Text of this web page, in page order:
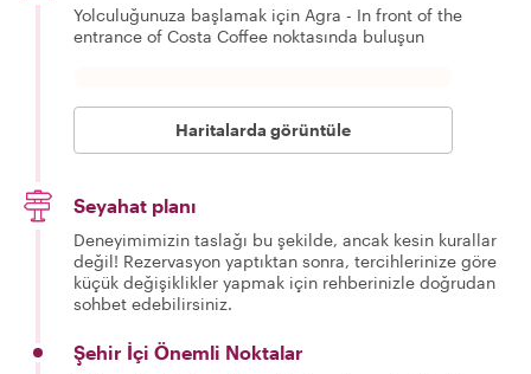
Yolculuğunuza başlamak için Agra - In front of the
entrance of Costa Coffee noktasında buluşun
Haritalarda görüntüle
Seyahat planı
Deneyimimizin taslağı bu şekilde, ancak kesin kurallar
değil! Rezervasyon yaptıktan sonra, tercihlerinize göre
küçük değişiklikler yapmak için rehberinizle doğrudan
sohbet edebilirsiniz.
Şehir İçi Önemli Noktalar